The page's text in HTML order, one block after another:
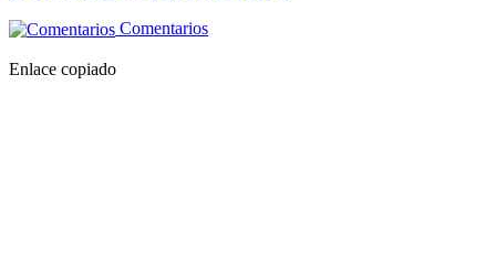
Comentarios
Enlace copiado